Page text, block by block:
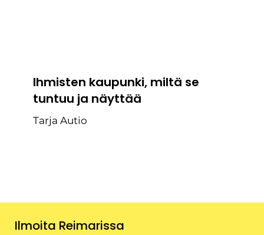
Ihmisten kaupunki, miltä se
tuntuu ja näyttää
Tarja Autio
Ilmoita Reimarissa